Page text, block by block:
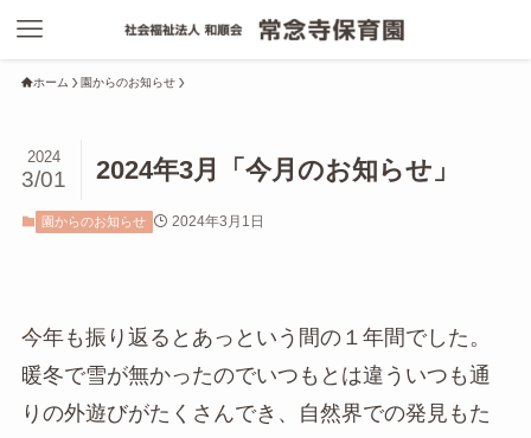
ホーム 園からのお知らせ
2024年3月「今月のお知らせ」
2024
3/01
園からのお知らせ 2024年3月1日
今年も振り返るとあっという間の１年間でした。
暖冬で雪が無かったのでいつもとは違ういつも通
りの外遊びがたくさんでき、自然界での発見もた